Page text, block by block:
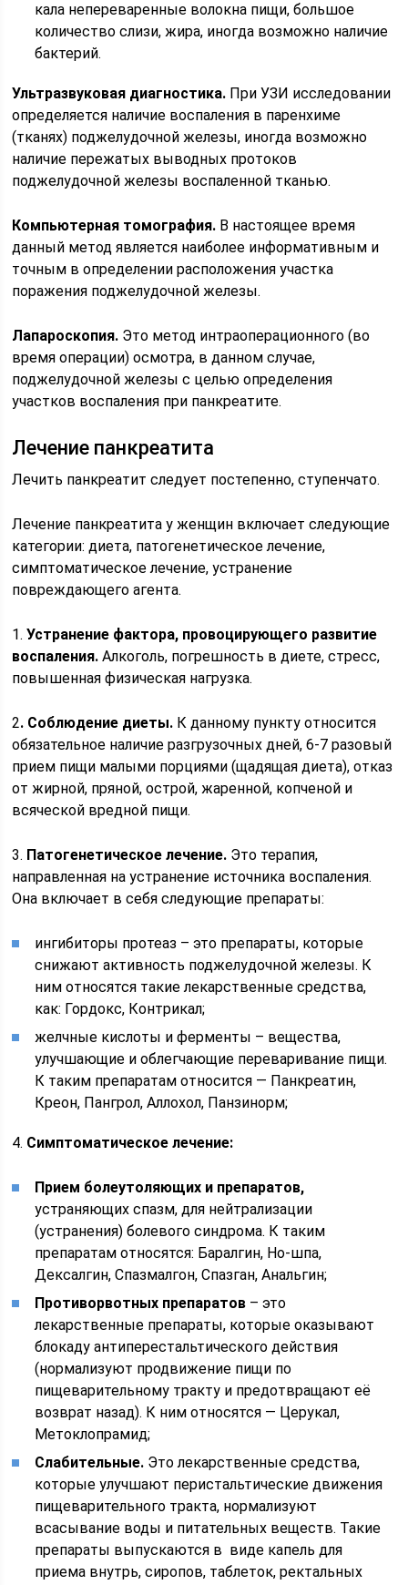
кала непереваренные волокна пищи, большое
количество слизи, жира, иногда возможно наличие
бактерий.
Ультразвуковая диагностика. При УЗИ исследовании
определяется наличие воспаления в паренхиме
(тканях) поджелудочной железы, иногда возможно
наличие пережатых выводных протоков
поджелудочной железы воспаленной тканью.
Компьютерная томография. В настоящее время
данный метод является наиболее информативным и
точным в определении расположения участка
поражения поджелудочной железы.
Лапароскопия. Это метод интраоперационного (во
время операции) осмотра, в данном случае,
поджелудочной железы с целью определения
участков воспаления при панкреатите.
Лечение панкреатита
Лечить панкреатит следует постепенно, ступенчато.
Лечение панкреатита у женщин включает следующие
категории: диета, патогенетическое лечение,
симптоматическое лечение, устранение
повреждающего агента.
1.Устранение фактора, провоцирующего развитие
воспаления. Алкоголь, погрешность в диете, стресс,
повышенная физическая нагрузка.
2. Соблюдение диеты. К данному пункту относится
обязательное наличие разгрузочных дней, 6-7 разовый
прием пищи малыми порциями (щадящая диета), отказ
от жирной, пряной, острой, жаренной, копченой и
всяческой вредной пищи.
3. Патогенетическое лечение. Это терапия,
направленная на устранение источника воспаления.
Она включает в себя следующие препараты:
ингибиторы протеаз – это препараты, которые
снижают активность поджелудочной железы. К
ним относятся такие лекарственные средства,
как: Гордокс, Контрикал;
желчные кислоты и ферменты – вещества,
улучшающие и облегчающие переваривание пищи.
К таким препаратам относится — Панкреатин,
Креон, Пангрол, Аллохол, Панзинорм;
4. Симптоматическое лечение:
Прием болеутоляющих и препаратов,
устраняющих спазм, для нейтрализации
(устранения) болевого синдрома. К таким
препаратам относятся: Баралгин, Но-шпа,
Дексалгин, Спазмалгон, Спазган, Анальгин;
Противорвотных препаратов – это
лекарственные препараты, которые оказывают
блокаду антиперестальтического действия
(нормализуют продвижение пищи по
пищеварительному тракту и предотвращают её
возврат назад). К ним относятся — Церукал,
Метоклопрамид;
Слабительные. Это лекарственные средства,
которые улучшают перистальтические движения
пищеварительного тракта, нормализуют
всасывание воды и питательных веществ. Такие
препараты выпускаются в виде капель для
приема внутрь, сиропов, таблеток, ректальных